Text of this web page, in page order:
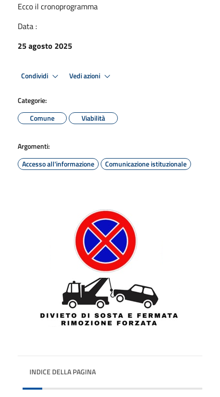
Ecco il cronoprogramma
Data :
25 agosto 2025
Condividi Vedi azioni
Categorie:
Comune
Viabilità
Argomenti:
Accesso all'informazione
Comunicazione istituzionale
INDICE DELLA PAGINA